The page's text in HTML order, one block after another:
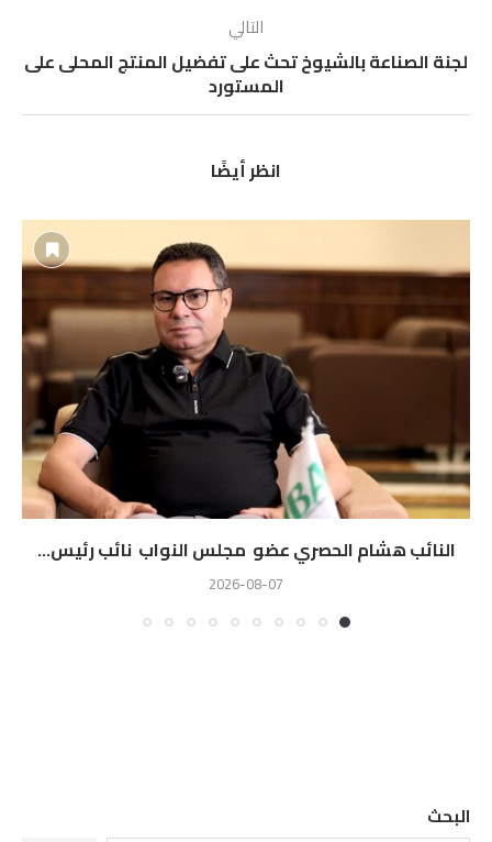
التالي
لجنة الصناعة بالشيوخ تحث على تفضيل المنتج المحلى على
المستورد
انظر أيضًا
النائب هشام الحصري عضو مجلس النواب نائب رئيس...
2026-08-07
البحث